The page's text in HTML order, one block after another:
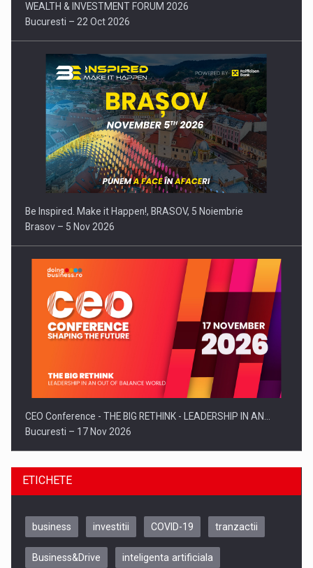
WEALTH & INVESTMENT FORUM 2026
Bucuresti – 22 Oct 2026
Be Inspired. Make it Happen!, BRASOV, 5 Noiembrie
Brasov – 5 Nov 2026
CEO Conference - THE BIG RETHINK - LEADERSHIP IN AN…
Bucuresti – 17 Nov 2026
ETICHETE
business investitii COVID-19 tranzactii
Business&Drive inteligenta artificiala